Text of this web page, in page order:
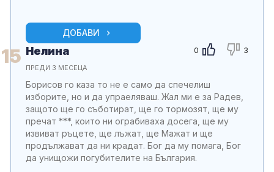
ДОБАВИ
15 0 3
Нелина
ПРЕДИ 3 МЕСЕЦА
Борисов го каза то не е само да спечелиш
изборите, но и да упраеляваш. Жал ми е за Радев,
защото ще го съботират, ще го тормозят, ще му
пречат ***, които ни ограбиваха досега, ще му
извиват ръцете, ще лъжат, ще Мажат и ще
продължават да ни крадат. Бог да му помага, Бог
да унищожи погубителите на България.